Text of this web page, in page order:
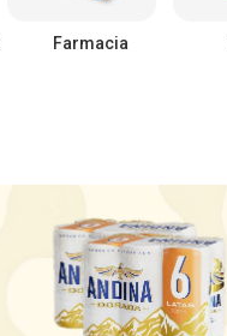
Farmacia